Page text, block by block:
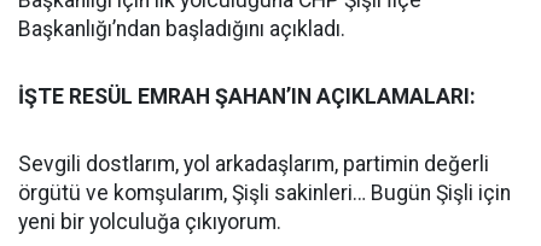
Başkanlığı’ndan başladığını açıkladı.
İŞTE RESÜL EMRAH ŞAHAN’IN AÇIKLAMALARI:
Sevgili dostlarım, yol arkadaşlarım, partimin değerli
örgütü ve komşularım, Şişli sakinleri… Bugün Şişli için
yeni bir yolculuğa çıkıyorum.